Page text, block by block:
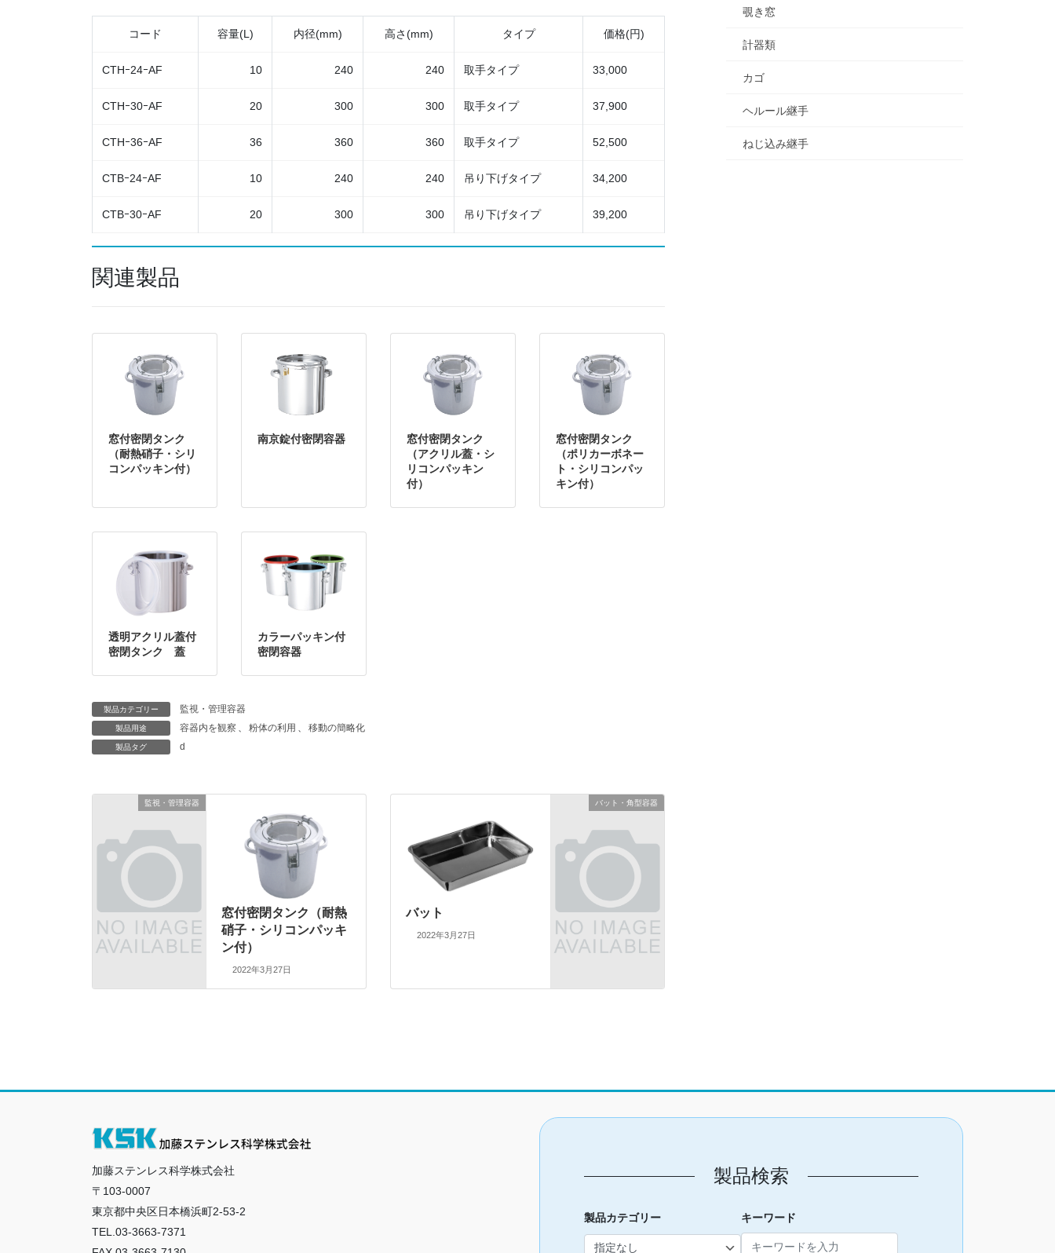
コード 容量(L) 内径(mm) 高さ(mm) タイプ 価格(円)
CTHｰ24ｰAF 10 240 240 取手タイプ 33,000
CTHｰ30ｰAF 20 300 300 取手タイプ 37,900
CTHｰ36ｰAF 36 360 360 取手タイプ 52,500
CTBｰ24ｰAF 10 240 240 吊り下げタイプ 34,200
CTBｰ30ｰAF 20 300 300 吊り下げタイプ 39,200
関連製品
窓付密閉タンク
（耐熱硝子・シリ
コンパッキン付）
南京錠付密閉容器
窓付密閉タンク
（アクリル蓋・シ
リコンパッキン
付）
窓付密閉タンク
（ポリカーボネー
ト・シリコンパッ
キン付）
透明アクリル蓋付
密閉タンク 蓋
カラーパッキン付
密閉容器
製品カテゴリー 監視・管理容器
製品用途 容器内を観察 、 粉体の利用 、 移動の簡略化
製品タグ d
監視・管理容器
窓付密閉タンク（耐熱
硝子・シリコンパッキ
ン付）
2022年3月27日
バット・角型容器
バット
2022年3月27日
覗き窓
計器類
カゴ
ヘルール継手
ねじ込み継手
加藤ステンレス科学株式会社
〒103-0007
東京都中央区日本橋浜町2-53-2
TEL.03-3663-7371
製品検索
製品カテゴリー キーワード